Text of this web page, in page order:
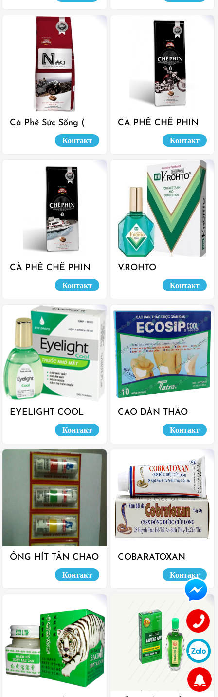
Cà Phê Sức Sống (
Nâu) - 500gr
Контакт
CÀ PHÊ CHẾ PHIN
LOẠI 2 (500gr)
Контакт
CÀ PHÊ CHẾ PHIN
Контакт
V.ROHTO
Контакт
EYELIGHT COOL
Контакт
CAO DÁN THẢO
DƯỢC ECOSIP
Контакт
ỐNG HÍT TÂN CHAO
Контакт
COBARATOXAN
Контакт